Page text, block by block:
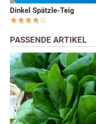
Dinkel Spätzle-Teig
PASSENDE ARTIKEL